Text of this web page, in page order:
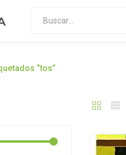
“tos”